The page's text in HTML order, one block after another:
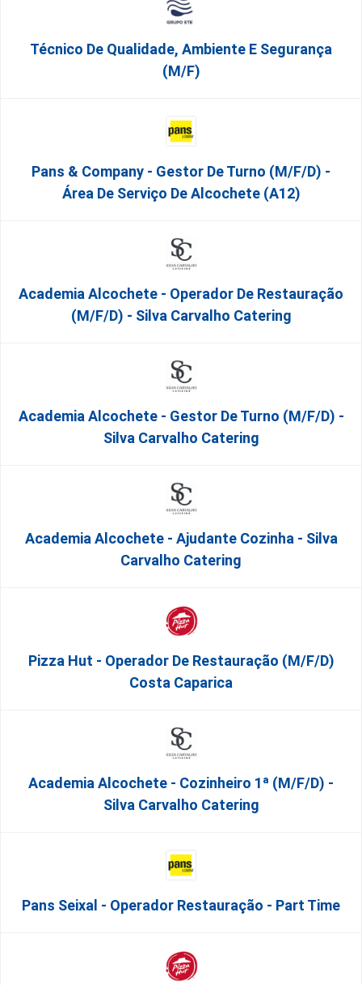
Técnico De Qualidade, Ambiente E Segurança
(m/f)
Pans & Company - Gestor De Turno (m/f/d) -
Área De Serviço De Alcochete (A12)
Academia Alcochete - Operador De Restauração
(m/f/d) - Silva Carvalho Catering
Academia Alcochete - Gestor De Turno (m/f/d) -
Silva Carvalho Catering
Academia Alcochete - Ajudante Cozinha - Silva
Carvalho Catering
Pizza Hut - Operador De Restauração (m/f/d)
Costa Caparica
Academia Alcochete - Cozinheiro 1ª (m/f/d) -
Silva Carvalho Catering
Pans Seixal - Operador Restauração - Part Time